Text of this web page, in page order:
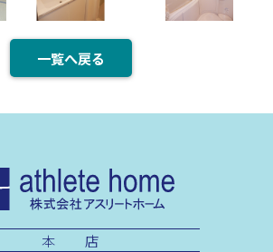
一覧へ戻る
本 店